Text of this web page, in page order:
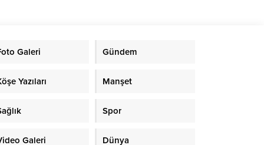
Galeri Gündem
Yazıları Manşet
Spor
Galeri Dünya